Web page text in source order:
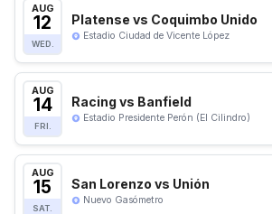
AUG
12
WED.
Platense vs Coquimbo Unido
Estadio Ciudad de Vicente López
AUG
14
FRI.
Racing vs Banfield
Estadio Presidente Perón (El Cilindro)
AUG
15
SAT.
San Lorenzo vs Unión
Nuevo Gasómetro